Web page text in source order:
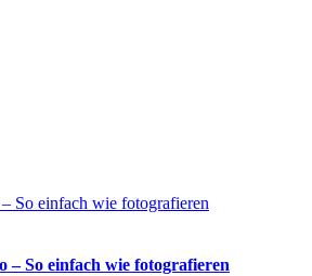
So einfach wie fotografieren
– So einfach wie fotografieren